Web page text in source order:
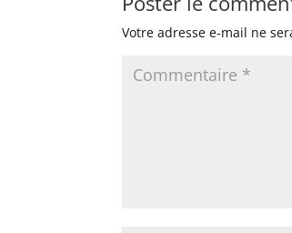
Votre adresse e-mail ne